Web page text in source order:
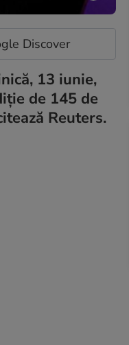
Discover
13 iunie,
de 145 de
Reuters.